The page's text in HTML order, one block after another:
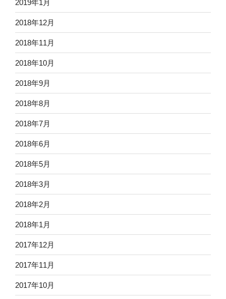
2019年1月
2018年12月
2018年11月
2018年10月
2018年9月
2018年8月
2018年7月
2018年6月
2018年5月
2018年3月
2018年2月
2018年1月
2017年12月
2017年11月
2017年10月